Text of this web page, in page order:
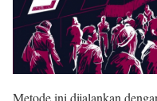
Metode ini dijalankan